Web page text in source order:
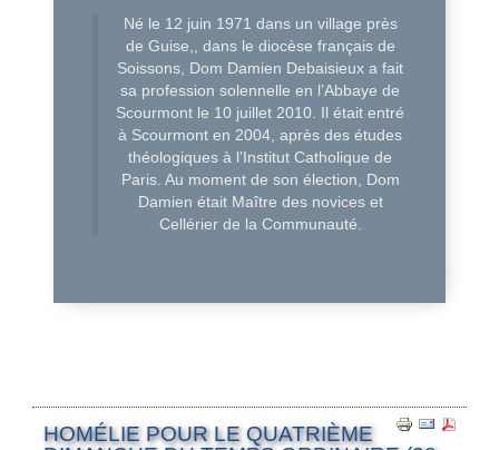
Né le 12 juin 1971 dans un village près
de Guise,, dans le diocèse français de
Soissons, Dom Damien Debaisieux a fait
sa profession solennelle en l’Abbaye de
Scourmont le 10 juillet 2010. Il était entré
à Scourmont en 2004, après des études
théologiques à l’Institut Catholique de
Paris. Au moment de son élection, Dom
Damien était Maître des novices et
Cellérier de la Communauté.
HOMÉLIE POUR LE QUATRIÈME